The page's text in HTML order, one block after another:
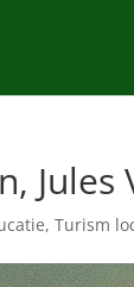
,Turism